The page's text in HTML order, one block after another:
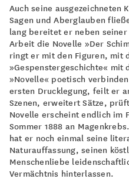
Auch seine ausgezeichneten
Sagen und Aberglauben
lang bereitet er neben
Arbeit die Novelle »Der
ringt er mit den Figuren, mit
»Gespenstergeschichte« mit
»Novelle« poetisch
ersten Drucklegung, feilt er
Szenen, erweitert Sätze,
Novelle erscheint endlich im
Sommer 1888 an
hat er noch einmal seine
Naturauffassung, seinen
Menschenliebe
Vermächtnis hinterlassen.